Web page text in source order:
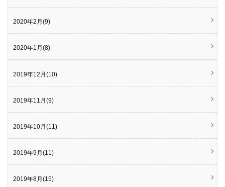
2020年2月(9)
2020年1月(8)
2019年12月(10)
2019年11月(9)
2019年10月(11)
2019年9月(11)
2019年8月(15)